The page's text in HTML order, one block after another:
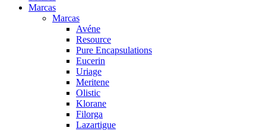
Marcas
Marcas
Avéne
Resource
Pure Encapsulations
Eucerin
Uriage
Meritene
Olistic
Klorane
Filorga
Lazartigue